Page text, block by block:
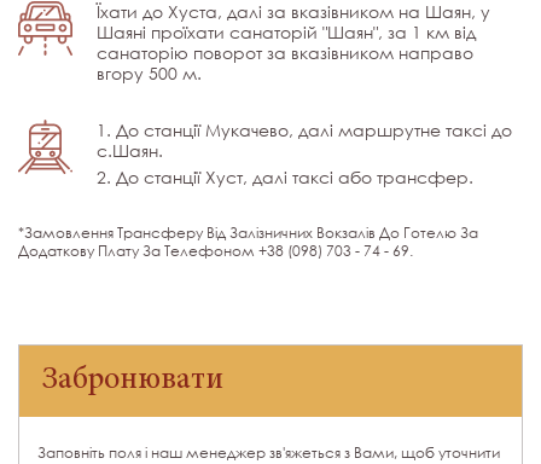
Забронювати
Заповніть поля і наш менеджер зв'яжеться з Вами, щоб уточнити
Їхати до Хуста, далі за вказівником на Шаян, у
Шаяні проїхати санаторій "Шаян", за 1 км від
санаторію поворот за вказівником направо
вгору 500 м.
1. До станції Мукачево, далі маршрутне таксі до
с.Шаян.
2. До станції Хуст, далі таксі або трансфер.
*Замовлення Трансферу Від Залізничних Вокзалів До Готелю За
Додаткову Плату За Телефоном +38 (098) 703 - 74 - 69.